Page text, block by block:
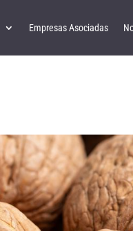
Empresas Asociadas